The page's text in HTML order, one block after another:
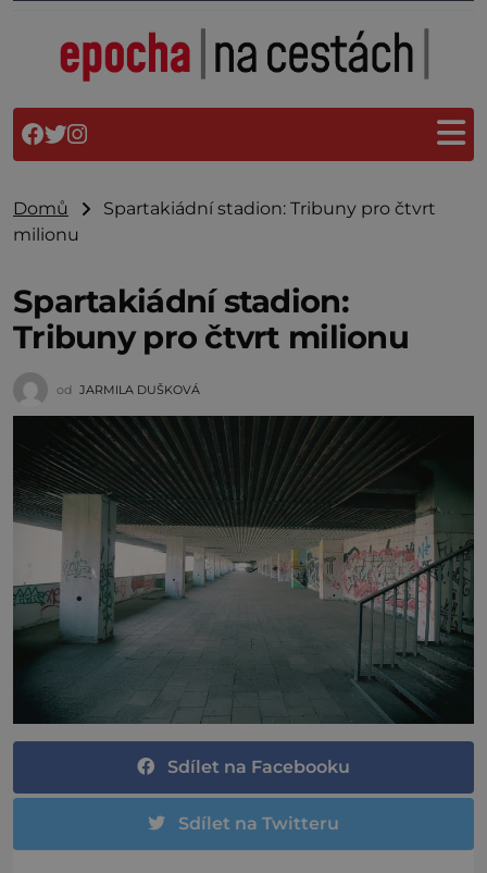
Domů
Spartakiádní stadion: Tribuny pro čtvrt
milionu
Spartakiádní stadion:
Tribuny pro čtvrt milionu
od JARMILA DUŠKOVÁ
Sdílet na Facebooku
Sdílet na Twitteru